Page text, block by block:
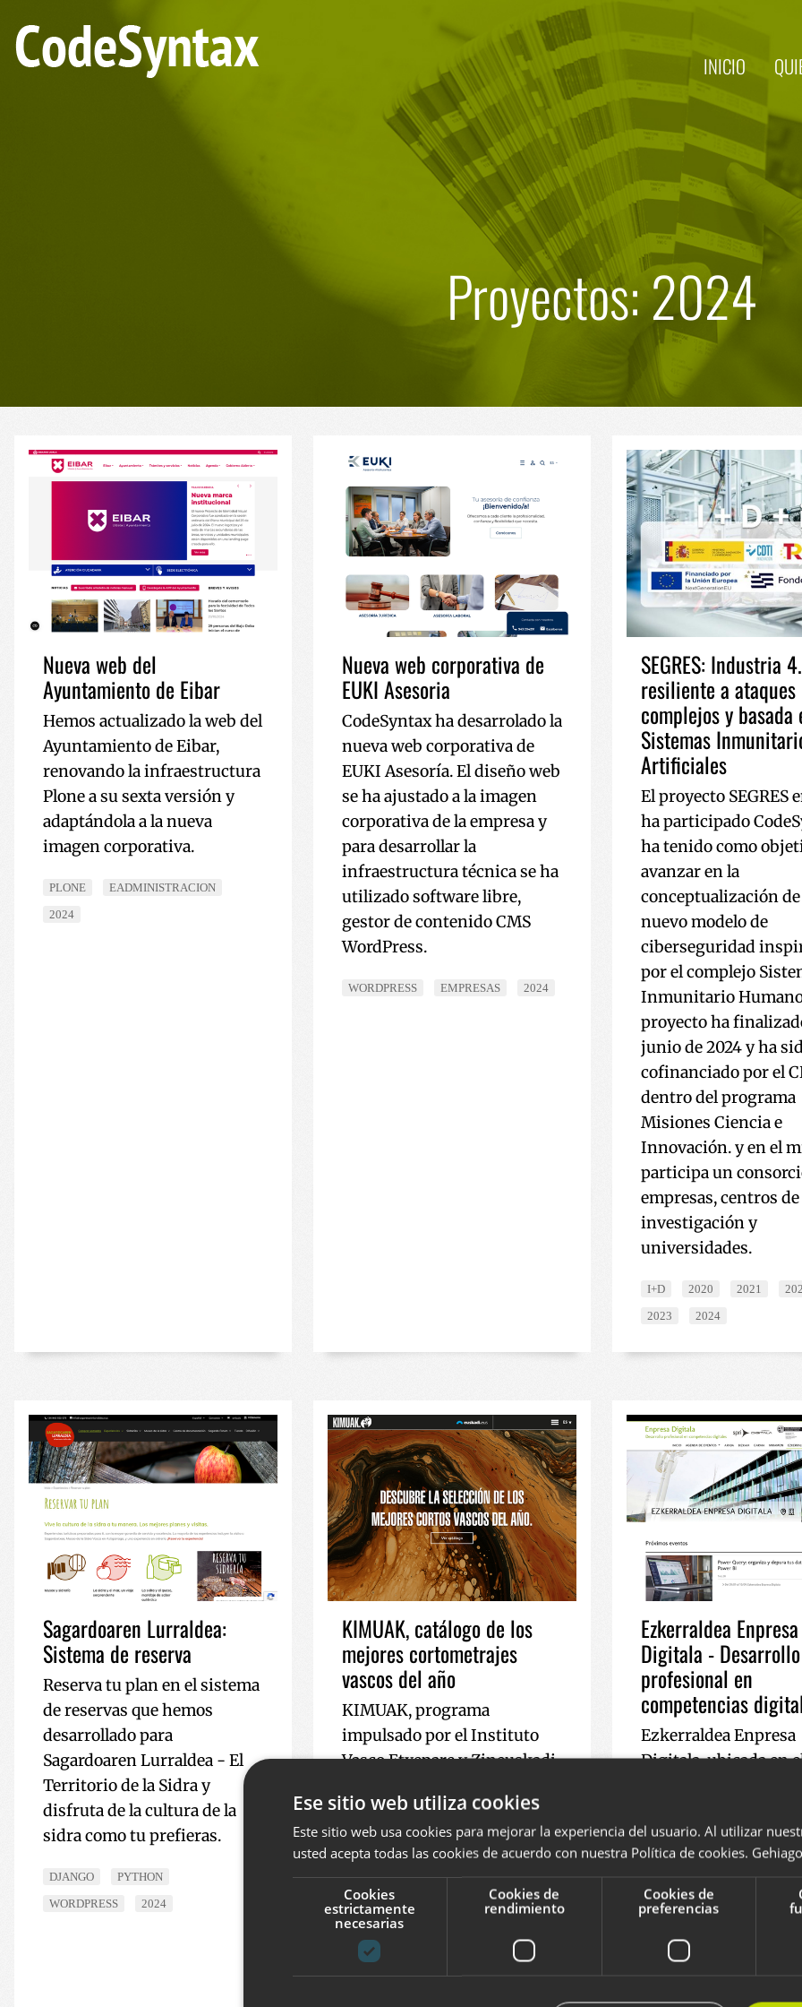
INICIO
Proyectos: 2024
Nueva web del
Ayuntamiento de Eibar
Hemos actualizado la web del
Ayuntamiento de Eibar,
renovando la infraestructura
Plone a su sexta versión y
adaptándola a la nueva
imagen corporativa.
PLONE
EADMINISTRACION
2024
Nueva web corporativa de
EUKI Asesoria
CodeSyntax ha desarrolado la
nueva web corporativa de
EUKI Asesoría. El diseño web
se ha ajustado a la imagen
corporativa de la empresa y
para desarrollar la
infraestructura técnica se ha
utilizado software libre,
gestor de contenido CMS
WordPress.
WORDPRESS EMPRESAS 2024
SEGRES: Industria
resiliente a ataques
complejos y basada
Sistemas
Artificiales
El proyecto SEGRES
ha participado
ha tenido como
avanzar en la
conceptualización
nuevo modelo de
ciberseguridad
por el complejo
Inmunitario
proyecto ha
junio de 2024 y ha
cofinanciado por el
dentro del programa
Misiones Ciencia e
Innovación. y en el
participa un
empresas, centros de
investigación y
universidades.
I+D 2020 2021
2023
2024
Sagardoaren Lurraldea:
Sistema de reserva
Reserva tu plan en el sistema
de reservas que hemos
desarrollado para
Sagardoaren Lurraldea - El
Territorio de la Sidra y
disfruta de la cultura de la
sidra como tu prefieras.
DJANGO
PYTHON
WORDPRESS
2024
KIMUAK, catálogo de los
mejores cortometrajes
vascos del año
KIMUAK, programa
impulsado por el Instituto
Vasco Etxepare y Zineuskadi,
mejores cortometrajes
vascos en un catálogo para
enviarlos a los festivales de
cine y celebraciones
audiovisuales más
importantes.
DJANGO PYTHON
Ezkerraldea Enpresa
Digitala - Desarrollo
profesional en
competencias
Ezkerraldea Enpresa
Digitala, ubicada en
Euskadi, es una
que garantiza el
profesional de las
competencias
para la organización
eventos formativos
Ese sitio web utiliza cookies
Este sitio web usa cookies para mejorar la experiencia del usuario. Al utilizar
usted acepta todas las cookies de acuerdo con nuestra Política de cookies.
Cookies
estrictamente
necesarias
Cookies de
rendimiento
Cookies de
preferencias